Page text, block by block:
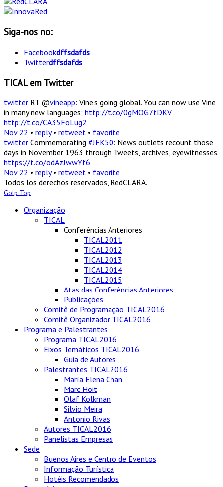
Siga-nos no:
Facebookdffsdafds
Twitterdffsdafds
TICAL em Twitter
twitter RT @vineapp: Vine's going global. You can now use Vine
in many new languages: http://t.co/0gMOG7tDKV
http://t.co/CA35FoLug2
Nov 22 • reply• retweet • favorite
twitter Commemorating #JFK50: News outlets recount those
days in November 1963 through Tweets, archives, eyewitnesses.
https://t.co/odAzJwwYf6
Nov 22 • reply• retweet • favorite
Todos los derechos reservados, RedCLARA.
Gotp Top
Organização
TICAL
Conferências Anteriores
TICAL2011
TICAL2012
TICAL2013
TICAL2014
TICAL2015
Atas das Conferências Anteriores
Publicações
Comitê de Programação TICAL2016
Comitê Organizador TICAL2016
Programa e Palestrantes
Programa TICAL2016
Eixos Temáticos TICAL2016
Guia de Autores
Palestrantes TICAL2016
María Elena Chan
Marc Hoit
Olaf Kolkman
Silvio Meira
Antonio Rivas
Autores TICAL2016
Panelistas Empresas
Sede
Buenos Aires e Centro de Eventos
Informação Turística
Hotéis Recomendados